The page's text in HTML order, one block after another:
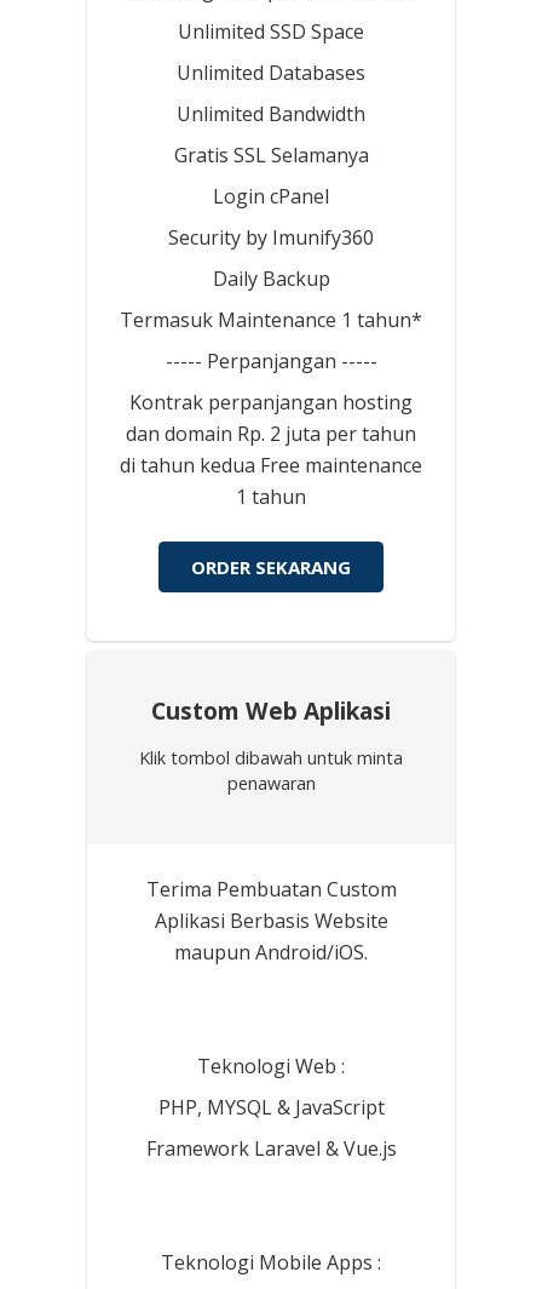
Unlimited SSD Space
Unlimited Databases
Unlimited Bandwidth
Gratis SSL Selamanya
Login cPanel
Security by Imunify360
Daily Backup
Termasuk Maintenance 1 tahun*
----- Perpanjangan -----
Kontrak perpanjangan hosting
dan domain Rp. 2 juta per tahun
di tahun kedua Free maintenance
1 tahun
ORDER SEKARANG
Custom Web Aplikasi
Klik tombol dibawah untuk minta
penawaran
Terima Pembuatan Custom
Aplikasi Berbasis Website
maupun Android/iOS.
Teknologi Web :
PHP, MYSQL & JavaScript
Framework Laravel & Vue.js
Teknologi Mobile Apps :